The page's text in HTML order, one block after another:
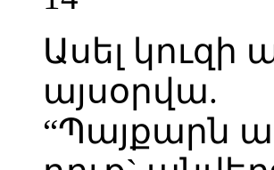
Ասել կուզի
այսօրվա.
“Պայքարն